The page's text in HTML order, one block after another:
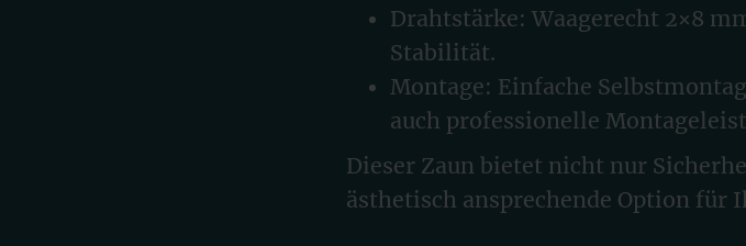
Drahtstärke: Waagerecht 2×8
Stabilität.
Montage: Einfache
auch professionelle
Dieser Zaun bietet nicht nur
ästhetisch ansprechende Option für